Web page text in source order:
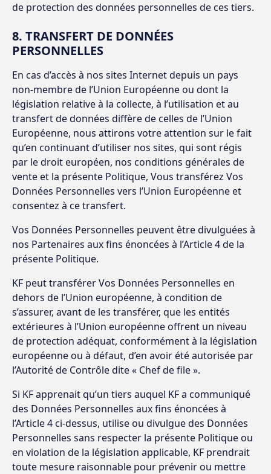
de protection des données personnelles de ces tiers.
8. TRANSFERT DE DONNÉES
PERSONNELLES
En cas d’accès à nos sites Internet depuis un pays
non-membre de l’Union Européenne ou dont la
législation relative à la collecte, à l’utilisation et au
transfert de données diffère de celles de l’Union
Européenne, nous attirons votre attention sur le fait
qu’en continuant d’utiliser nos sites, qui sont régis
par le droit européen, nos conditions générales de
vente et la présente Politique, Vous transférez Vos
Données Personnelles vers l’Union Européenne et
consentez à ce transfert.
Vos Données Personnelles peuvent être divulguées à
nos Partenaires aux fins énoncées à l’Article 4 de la
présente Politique.
KF peut transférer Vos Données Personnelles en
dehors de l’Union européenne, à condition de
s’assurer, avant de les transférer, que les entités
extérieures à l’Union européenne offrent un niveau
de protection adéquat, conformément à la législation
européenne ou à défaut, d’en avoir été autorisée par
l’Autorité de Contrôle dite « Chef de file ».
Si KF apprenait qu’un tiers auquel KF a communiqué
des Données Personnelles aux fins énoncées à
l’Article 4 ci-dessus, utilise ou divulgue des Données
Personnelles sans respecter la présente Politique ou
en violation de la législation applicable, KF prendrait
toute mesure raisonnable pour prévenir ou mettre